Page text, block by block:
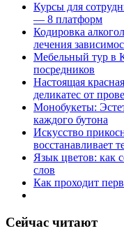
Курсы для
— 8 платформ
Кодировка
лечения
Мебельный тур в
посредников
Настоящая
деликатес от
Монобукеты:
каждого бутона
Искусство
восстанавливает
Язык цветов: как
слов
Как проходит
Сейчас читают